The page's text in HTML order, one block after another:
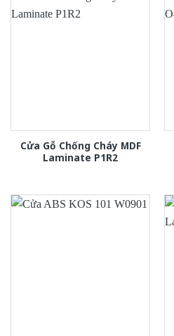
Cửa Gỗ Chống Cháy MDF
Laminate P1R2